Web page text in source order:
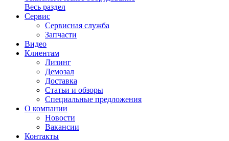
Весь раздел
Сервис
Сервисная служба
Запчасти
Видео
Клиентам
Лизинг
Демозал
Доставка
Статьи и обзоры
Специальные предложения
О компании
Новости
Вакансии
Контакты